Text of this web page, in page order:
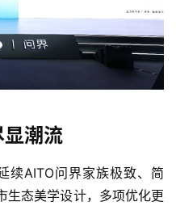
潮流
续AITO问界家族极致、简
生态美学设计，多项优化更